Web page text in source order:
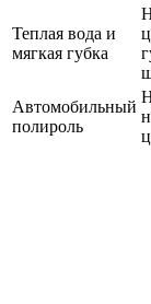
Теплая вода и
мягкая губка
Автомобильный
полироль